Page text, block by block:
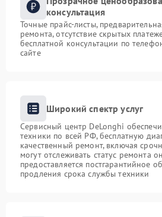
консультация
Точные прайс-листы,
ремонта, отсутствие скрытых
бесплатной консультации по
сайте
Широкий спектр услуг
Сервисный центр DeLonghi
техники по всей РФ, бесплатную
качественный ремонт, включая
могут отслеживать статус ремонта
предоставляется постгарантийное
продления срока службы техники